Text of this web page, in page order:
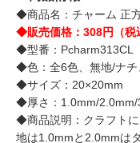
◆商品名：チャーム 正
◆販売価格：308円（税
◆型番：Pcharm313CL
◆色：全6色、無地/ナチ
◆サイズ：20×20mm
◆厚さ：1.0mm/2.0mm/
◆商品説明：クラフト
地は1.0mmと2.0mmは